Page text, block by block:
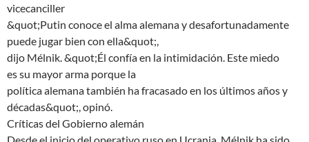
vicecanciller
&quot;Putin conoce el alma alemana y desafortunadamente
puede jugar bien con ella&quot;,
dijo Mélnik. &quot;Él confía en la intimidación. Este miedo
es su mayor arma porque la
política alemana también ha fracasado en los últimos años y
décadas&quot;, opinó.
Críticas del Gobierno alemán